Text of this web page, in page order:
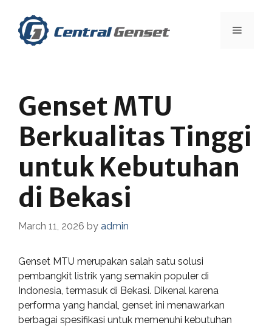
content
Menu
Genset MTU
Berkualitas Tinggi
untuk Kebutuhan
di Bekasi
March 11, 2026 by admin
Genset MTU merupakan salah satu solusi
pembangkit listrik yang semakin populer di
Indonesia, termasuk di Bekasi. Dikenal karena
performa yang handal, genset ini menawarkan
berbagai spesifikasi untuk memenuhi kebutuhan